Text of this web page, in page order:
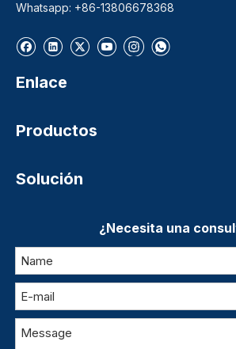
Whatsapp: +86-13806678368
Enlace
Productos
Solución
¿Necesita una